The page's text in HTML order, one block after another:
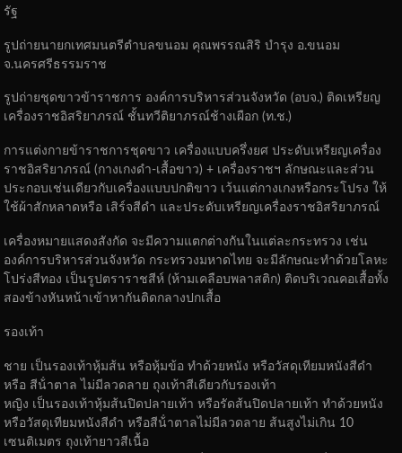
รัฐ
รูปถ่ายนายกเทศมนตรีตำบลขนอม คุณพรรณสิริ บำรุง อ.ขนอม
จ.นครศรีธรรมราช
รูปถ่ายชุดขาวข้าราชการ องค์การบริหารส่วนจังหวัด (อบจ.) ติดเหรียญ
เครื่องราชอิสริยาภรณ์ ชั้นทวีติยาภรณ์ช้างเผือก (ท.ช.)
การแต่งกายข้าราชการชุดขาว เครื่องแบบครึ่งยศ ประดับเหรียญเครื่อง
ราชอิสริยาภรณ์ (กางเกงดํา-เสื้อขาว) + เครื่องราชฯ ลักษณะและส่วน
ประกอบเช่นเดียวกับเครื่องแบบปกติขาว เว้นแต่กางเกงหรือกระโปรง ให้
ใช้ผ้าสักหลาดหรือ เสิร์จสีดํา และประดับเหรียญเครื่องราชอิสริยาภรณ์
เครื่องหมายแสดงสังกัด จะมีความแตกต่างกันในแต่ละกระทรวง เช่น
องค์การบริหารส่วนจังหวัด กระทรวงมหาดไทย จะมีลักษณะทําด้วยโลหะ
โปร่งสีทอง เป็นรูปตราราชสีห์ (ห้ามเคลือบพลาสติก) ติดบริเวณคอเสื้อทั้ง
สองข้างหันหน้าเข้าหากันติดกลางปกเสื้อ
รองเท้า
ชาย เป็นรองเท้าหุ้มส้น หรือหุ้มข้อ ทําด้วยหนัง หรือวัสดุเทียมหนังสีดํา
หรือ สีน้ําตาล ไม่มีลวดลาย ถุงเท้าสีเดียวกับรองเท้า
หญิง เป็นรองเท้าหุ้มส้นปิดปลายเท้า หรือรัดส้นปิดปลายเท้า ทําด้วยหนัง
หรือวัสดุเทียมหนังสีดํา หรือสีน้ําตาลไม่มีลวดลาย ส้นสูงไม่เกิน 10
เซนติเมตร ถุงเท้ายาวสีเนื้อ